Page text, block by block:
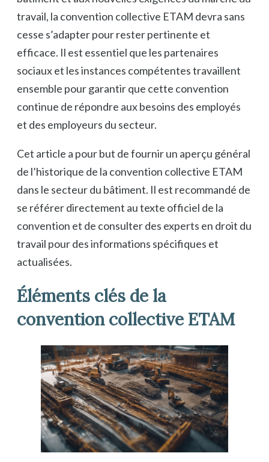
travail, la convention collective ETAM devra sans
cesse s’adapter pour rester pertinente et
efficace. Il est essentiel que les partenaires
sociaux et les instances compétentes travaillent
ensemble pour garantir que cette convention
continue de répondre aux besoins des employés
et des employeurs du secteur.
Cet article a pour but de fournir un aperçu général
de l’historique de la convention collective ETAM
dans le secteur du bâtiment. Il est recommandé de
se référer directement au texte officiel de la
convention et de consulter des experts en droit du
travail pour des informations spécifiques et
actualisées.
Éléments clés de la
convention collective ETAM